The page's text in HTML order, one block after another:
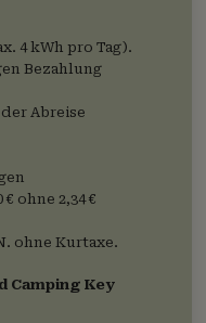
4 kWh pro Tag).
Bezahlung
Abreise
ohne 2,34 €
ohne Kurtaxe.
Camping Key